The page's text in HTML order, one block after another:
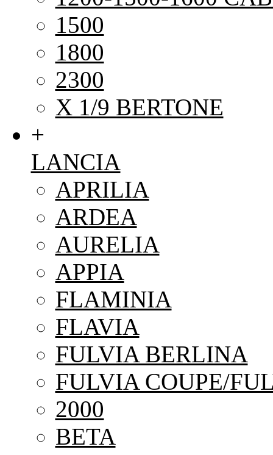
1500
1800
2300
X 1/9 BERTONE
+
LANCIA
APRILIA
ARDEA
AURELIA
APPIA
FLAMINIA
FLAVIA
FULVIA BERLINA
FULVIA COUPE/
2000
BETA